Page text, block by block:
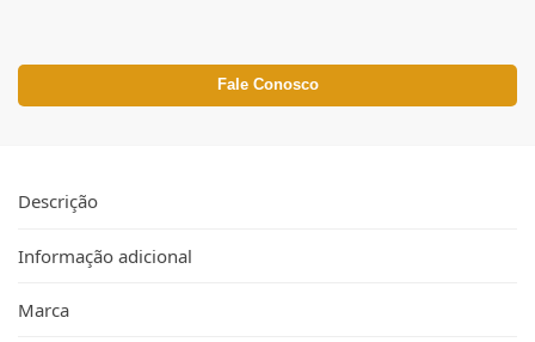
Fale Conosco
Descrição
Informação adicional
Marca